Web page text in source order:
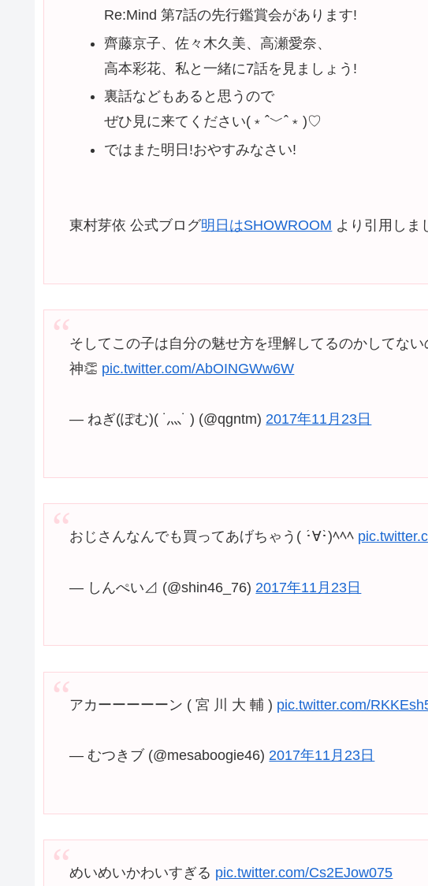
Re:Mind 第7話の先行鑑賞会があります!
齊藤京子、佐々木久美、高瀬愛奈、
高本彩花、私と一緒に7話を見ましょう!
裏話などもあると思うので
ぜひ見に来てください(﹡ˆ﹀ˆ﹡)♡
ではまた明日!おやすみなさい!
東村芽依 公式ブログ明日はSHOWROOM より引用しま
そしてこの子は自分の魅せ方を理解してるのかしてな
神👏 pic.twitter.com/AbOINGWw6W
— ねぎ(ぽむ)( ˙灬˙ ) (@qgntm) 2017年11月23日
おじさんなんでも買ってあげちゃう( ･́∀･̀)ﾍﾍﾍ
— しんぺい⊿ (@shin46_76) 2017年11月23日
アカーーーーーン ( 宮 川 大 輔 ) pic.twitter.com/
— むつきブ (@mesaboogie46) 2017年11月23日
めいめいかわいすぎる pic.twitter.com/Cs2EJow075